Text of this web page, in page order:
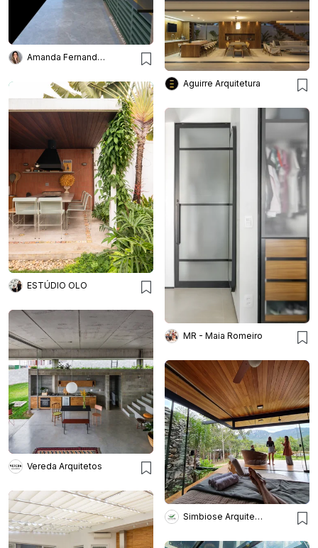
Amanda Fernandes I Arquitetura
Aguirre Arquitetura
ESTÚDIO OLO
MR - Maia Romeiro
Vereda Arquitetos
Simbiose Arquitetura Viva